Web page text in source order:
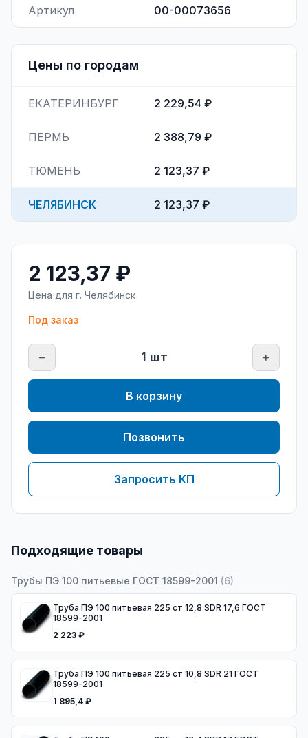
Артикул 00-00073656
Цены по городам
ЕКАТЕРИНБУРГ 2 229,54 ₽
ПЕРМЬ 2 388,79 ₽
ТЮМЕНЬ 2 123,37 ₽
ЧЕЛЯБИНСК 2 123,37 ₽
2 123,37 ₽
Цена для г. Челябинск
Под заказ
− 1 шт +
В корзину
Позвонить
Запросить КП
Подходящие товары
Трубы ПЭ 100 питьевые ГОСТ 18599-2001 (6)
Труба ПЭ 100 питьевая 225 ст 12,8 SDR 17,6 ГОСТ
18599-2001
2 223 ₽
Труба ПЭ 100 питьевая 225 ст 10,8 SDR 21 ГОСТ
18599-2001
1 895,4 ₽